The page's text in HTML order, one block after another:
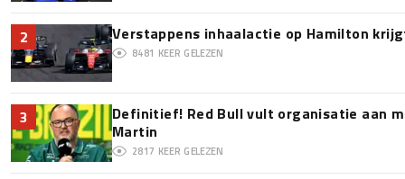
2 Verstappens inhaalactie op Hamilton
8481 KEER GELEZEN
3
Definitief! Red Bull vult organisatie aan
Martin
2817 KEER GELEZEN